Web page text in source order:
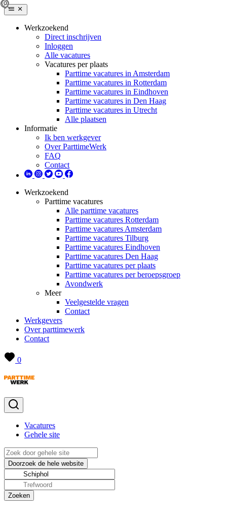
Werkzoekend
Direct inschrijven
Inloggen
Alle vacatures
Vacatures per plaats
Parttime vacatures in Amsterdam
Parttime vacatures in Rotterdam
Parttime vacatures in Eindhoven
Parttime vacatures in Den Haag
Parttime vacatures in Utrecht
Alle plaatsen
Informatie
Ik ben werkgever
Over ParttimeWerk
FAQ
Contact
Werkzoekend
Parttime vacatures
Alle parttime vacatures
Parttime vacatures Rotterdam
Parttime vacatures Amsterdam
Parttime vacatures Tilburg
Parttime vacatures Eindhoven
Parttime vacatures Den Haag
Parttime vacatures per plaats
Parttime vacatures per beroepsgroep
Avondwerk
Meer
Veelgestelde vragen
Contact
Werkgevers
Over parttimewerk
Contact
0
Vacatures
Gehele site